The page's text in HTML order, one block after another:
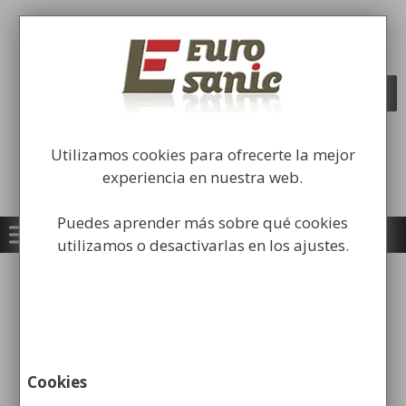
Saltar
Fabricación y comercialización de
equipamiento para la higiene industrial
Búsqueda
de
Utilizamos cookies para ofrecerte la mejor
experiencia en nuestra web.
Puedes aprender más sobre qué cookies
utilizamos o desactivarlas en los ajustes.
Cookies